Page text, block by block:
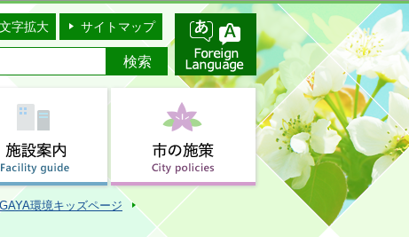
字拡大 サイトマップ
環境キッズページ